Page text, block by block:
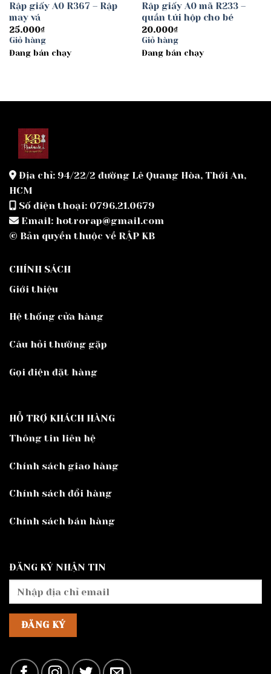
Rập giấy A0 R367 – Rập
may vá
25.000₫
Giỏ hàng
Đang bán chạy
Rập giấy A0 mã R233 –
quần túi hộp cho bé
20.000₫
Giỏ hàng
Đang bán chạy
Địa chỉ: 94/22/2 đường Lê Quang Hòa, Thới An,
HCM
Số điện thoại: 0796.21.0679
Email: hotrorap@gmail.com
© Bản quyền thuộc về RẬP KB
CHÍNH SÁCH
Giới thiệu
Hệ thống cửa hàng
Câu hỏi thường gặp
Gọi điện đặt hàng
HỖ TRỢ KHÁCH HÀNG
Thông tin liên hệ
Chính sách giao hàng
Chính sách đổi hàng
Chính sách bán hàng
ĐĂNG KÝ NHẬN TIN